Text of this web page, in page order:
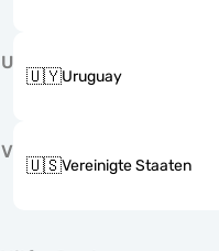
U
🇺🇾Uruguay
V
🇺🇸Vereinigte Staaten